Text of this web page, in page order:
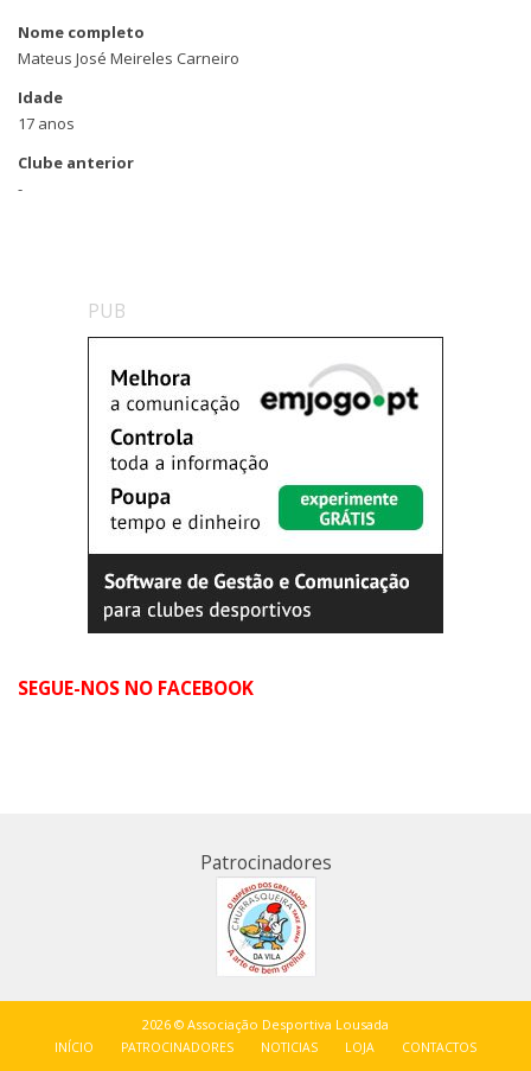
Nome completo
Mateus José Meireles Carneiro
Idade
17 anos
Clube anterior
-
PUB
SEGUE-NOS NO FACEBOOK
Patrocinadores
2026 © Associação Desportiva Lousada
INÍCIO PATROCINADORES NOTICIAS LOJA CONTACTOS